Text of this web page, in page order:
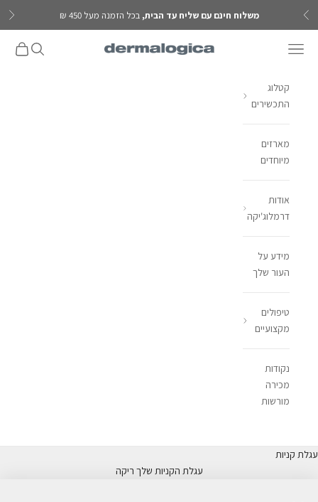
דילוג לתוכן
הקודם משלוח חינם עם שליח עד הבית, בכל הזמנה מעל 450 ₪
Dermalogica IL פתח תפריט ניווט פתח חיפוש
פתח
קטלוג
התכשירים
מארזים
מיוחדים
אודות
דרמלוג'יקה
מידע על
העור שלך
טיפולים
מקצועיים
נקודות
מכירה
מורשות
עגלת קניות
עגלת הקניות שלך ריקה